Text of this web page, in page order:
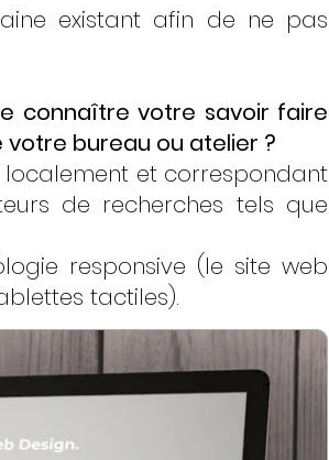
existant afin de ne pas
connaître votre savoir faire
bureau ou atelier ?
et correspondant
de recherches tels que
responsive (le site web
tactiles).